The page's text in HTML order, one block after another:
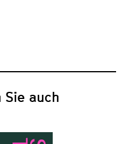
Sie auch